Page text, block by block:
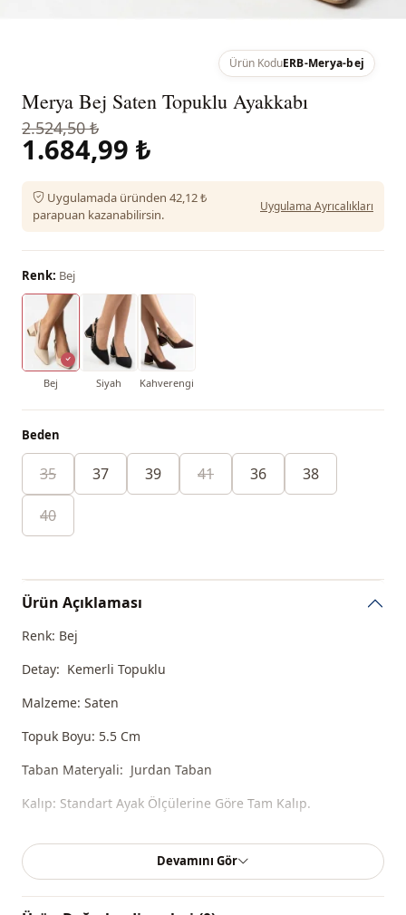
Ürün KoduERB-Merya-bej
Merya Bej Saten Topuklu Ayakkabı
2.524,50 ₺
1.684,99 ₺
Uygulamada üründen 42,12 ₺
parapuan kazanabilirsin.
Uygulama Ayrıcalıkları
Renk: Bej
Bej Siyah Kahverengi
Beden
35 37 39 41 36 38
40
Ürün Açıklaması
Renk: Bej
Detay: Kemerli Topuklu
Malzeme: Saten
Topuk Boyu: 5.5 Cm
Taban Materyali: Jurdan Taban
Kalıp: Standart Ayak Ölçülerine Göre Tam Kalıp.
Devamını Gör